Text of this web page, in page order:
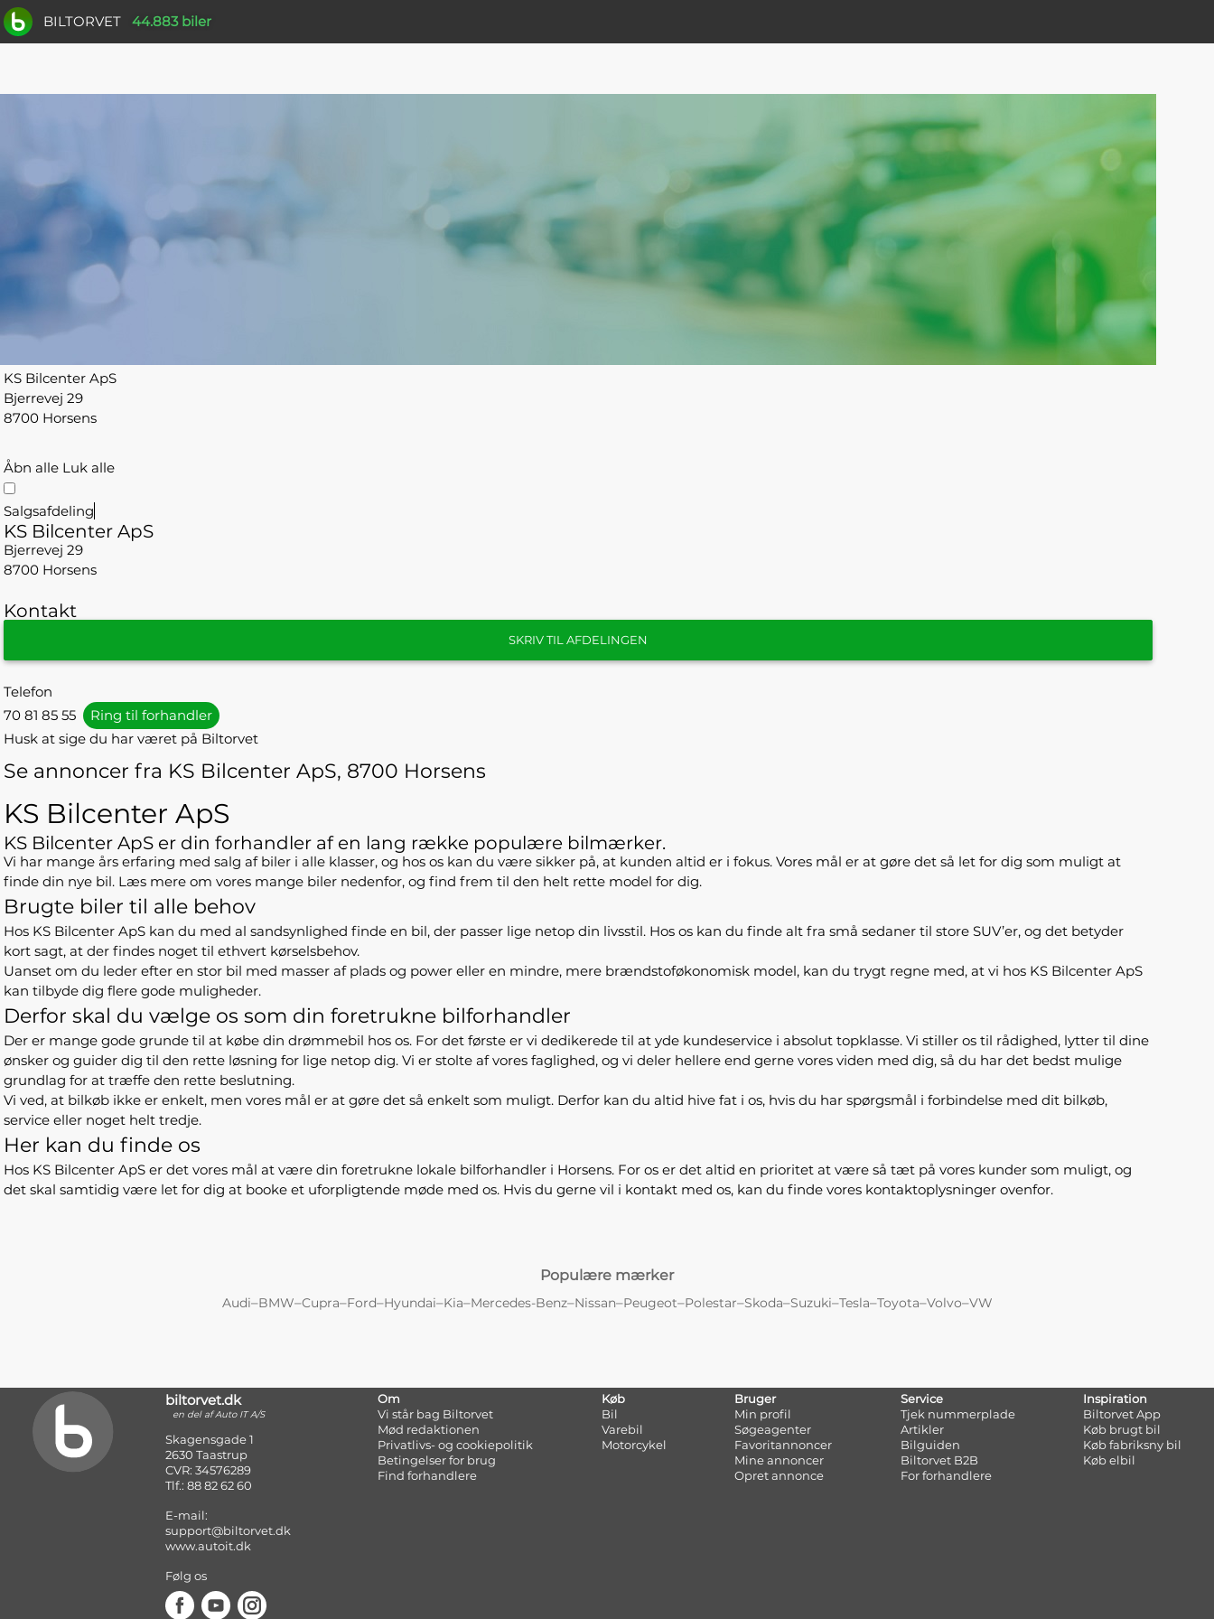
BILTORVET 44.883 biler
KS Bilcenter ApS
Bjerrevej 29
8700 Horsens
Åbn alle Luk alle
Salgsafdeling
KS Bilcenter ApS
Bjerrevej 29
8700 Horsens
Kontakt
SKRIV TIL AFDELINGEN
Telefon
70 81 85 55
Ring til forhandler
Husk at sige du har været på Biltorvet
Se annoncer fra KS Bilcenter ApS, 8700 Horsens
KS Bilcenter ApS
KS Bilcenter ApS er din forhandler af en lang række populære bilmærker.
Vi har mange års erfaring med salg af biler i alle klasser, og hos os kan du være sikker på, at kunden altid er i fokus. Vores mål er at gøre det så let for dig som muligt at
finde din nye bil. Læs mere om vores mange biler nedenfor, og find frem til den helt rette model for dig.
Brugte biler til alle behov
Hos KS Bilcenter ApS kan du med al sandsynlighed finde en bil, der passer lige netop din livsstil. Hos os kan du finde alt fra små sedaner til store SUV’er, og det betyder
kort sagt, at der findes noget til ethvert kørselsbehov.
Uanset om du leder efter en stor bil med masser af plads og power eller en mindre, mere brændstoføkonomisk model, kan du trygt regne med, at vi hos KS Bilcenter ApS
kan tilbyde dig flere gode muligheder.
Derfor skal du vælge os som din foretrukne bilforhandler
Der er mange gode grunde til at købe din drømmebil hos os. For det første er vi dedikerede til at yde kundeservice i absolut topklasse. Vi stiller os til rådighed, lytter til dine
ønsker og guider dig til den rette løsning for lige netop dig. Vi er stolte af vores faglighed, og vi deler hellere end gerne vores viden med dig, så du har det bedst mulige
grundlag for at træffe den rette beslutning.
Vi ved, at bilkøb ikke er enkelt, men vores mål er at gøre det så enkelt som muligt. Derfor kan du altid hive fat i os, hvis du har spørgsmål i forbindelse med dit bilkøb,
service eller noget helt tredje.
Her kan du finde os
Hos KS Bilcenter ApS er det vores mål at være din foretrukne lokale bilforhandler i Horsens. For os er det altid en prioritet at være så tæt på vores kunder som muligt, og
det skal samtidig være let for dig at booke et uforpligtende møde med os. Hvis du gerne vil i kontakt med os, kan du finde vores kontaktoplysninger ovenfor.
Populære mærker
Audi–BMW–Cupra–Ford–Hyundai–Kia–Mercedes-Benz–Nissan–Peugeot–Polestar–Skoda–Suzuki–Tesla–Toyota–Volvo–VW
Om
Vi står bag Biltorvet
Mød redaktionen
Privatlivs- og cookiepolitik
Betingelser for brug
Find forhandlere
Køb
Bil
Varebil
Motorcykel
Bruger
Min profil
Søgeagenter
Favoritannoncer
Mine annoncer
Opret annonce
Service
Tjek nummerplade
Artikler
Bilguiden
Biltorvet B2B
For forhandlere
Inspiration
Biltorvet App
Køb brugt bil
Køb fabriksny bil
Køb elbil
biltorvet.dk
en del af Auto IT A/S
Skagensgade 1
2630 Taastrup
CVR: 34576289
Tlf.: 88 82 62 60
E-mail:
support@biltorvet.dk
www.autoit.dk
Følg os